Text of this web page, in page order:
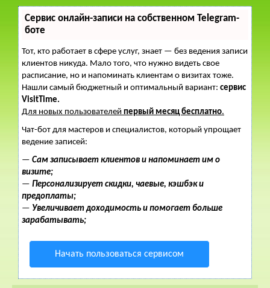
Сервис онлайн-записи на собственном Telegram-
боте
Тот, кто работает в сфере услуг, знает — без ведения записи
клиентов никуда. Мало того, что нужно видеть свое
расписание, но и напоминать клиентам о визитах тоже.
Нашли самый бюджетный и оптимальный вариант: сервис
VisitTime.
Для новых пользователей первый месяц бесплатно.
Чат-бот для мастеров и специалистов, который упрощает
ведение записей:
— Сам записывает клиентов и напоминает им о
визите;
— Персонализирует скидки, чаевые, кэшбэк и
предоплаты;
— Увеличивает доходимость и помогает больше
зарабатывать;
Начать пользоваться сервисом